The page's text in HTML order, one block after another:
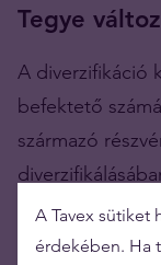
Tegye
A diverzifikáció
befektető
származó
történő
tőkéjét a
A Tavex sütiket
érdekében. Ha